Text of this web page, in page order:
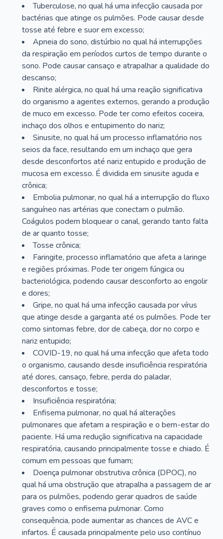
Tuberculose, no qual há uma infecção causada por
bactérias que atinge os pulmões. Pode causar desde
tosse até febre e suor em excesso;
Apneia do sono, distúrbio no qual há interrupções
da respiração em períodos curtos de tempo durante o
sono. Pode causar cansaço e atrapalhar a qualidade do
descanso;
Rinite alérgica, no qual há uma reação significativa
do organismo a agentes externos, gerando a produção
de muco em excesso. Pode ter como efeitos coceira,
inchaço dos olhos e entupimento do nariz;
Sinusite, no qual há um processo inflamatório nos
seios da face, resultando em um inchaço que gera
desde desconfortos até nariz entupido e produção de
mucosa em excesso. É dividida em sinusite aguda e
crônica;
Embolia pulmonar, no qual há a interrupção do fluxo
sanguíneo nas artérias que conectam o pulmão.
Coágulos podem bloquear o canal, gerando tanto falta
de ar quanto tosse;
Tosse crônica;
Faringite, processo inflamatório que afeta a laringe
e regiões próximas. Pode ter origem fúngica ou
bacteriológica, podendo causar desconforto ao engolir
e dores;
Gripe, no qual há uma infecção causada por vírus
que atinge desde a garganta até os pulmões. Pode ter
como sintomas febre, dor de cabeça, dor no corpo e
nariz entupido;
COVID-19, no qual há uma infecção que afeta todo
o organismo, causando desde insuficiência respiratória
até dores, cansaço, febre, perda do paladar,
desconfortos e tosse;
Insuficiência respiratória;
Enfisema pulmonar, no qual há alterações
pulmonares que afetam a respiração e o bem-estar do
paciente. Há uma redução significativa na capacidade
respiratória, causando principalmente tosse e chiado. É
comum em pessoas que fumam;
Doença pulmonar obstrutiva crônica (DPOC), no
qual há uma obstrução que atrapalha a passagem de ar
para os pulmões, podendo gerar quadros de saúde
graves como o enfisema pulmonar. Como
consequência, pode aumentar as chances de AVC e
infartos. É causada principalmente pelo uso contínuo